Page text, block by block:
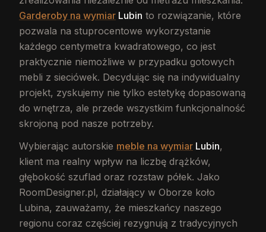
Garderoby na wymiar Lubin to rozwiązanie, które
pozwala na stuprocentowe wykorzystanie
każdego centymetra kwadratowego, co jest
praktycznie niemożliwe w przypadku gotowych
mebli z sieciówek. Decydując się na indywidualny
projekt, zyskujemy nie tylko estetykę dopasowaną
do wnętrza, ale przede wszystkim funkcjonalność
skrojoną pod nasze potrzeby.
Wybierając autorskie meble na wymiar Lubin,
klient ma realny wpływ na liczbę drążków,
głębokość szuflad oraz rozstaw półek. Jako
RoomDesigner.pl, działający w Oborze koło
Lubina, zauważamy, że mieszkańcy naszego
regionu coraz częściej rezygnują z tradycyjnych